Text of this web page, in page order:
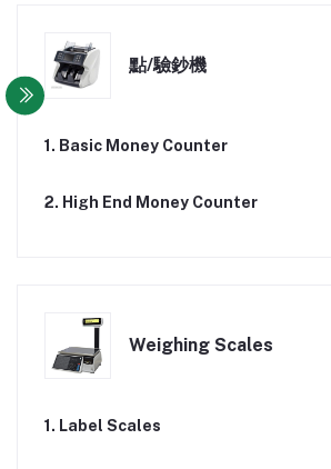
點/驗鈔機
1. Basic Money Counter
2. High End Money Counter
Weighing Scales
1. Label Scales